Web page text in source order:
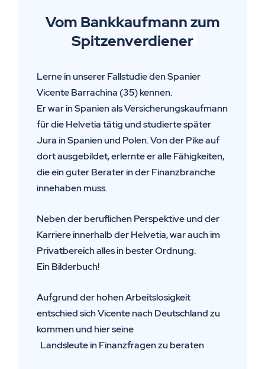
Vom Bankkaufmann zum
Spitzenverdiener
Lerne in unserer Fallstudie den Spanier
Vicente Barrachina (35) kennen.
Er war in Spanien als Versicherungskaufmann
für die Helvetia tätig und studierte später
Jura in Spanien und Polen. Von der Pike auf
dort ausgebildet, erlernte er alle Fähigkeiten,
die ein guter Berater in der Finanzbranche
innehaben muss.
Neben der beruflichen Perspektive und der
Karriere innerhalb der Helvetia, war auch im
Privatbereich alles in bester Ordnung.
Ein Bilderbuch!
Aufgrund der hohen Arbeitslosigkeit
entschied sich Vicente nach Deutschland zu
kommen und hier seine
Landsleute in Finanzfragen zu beraten